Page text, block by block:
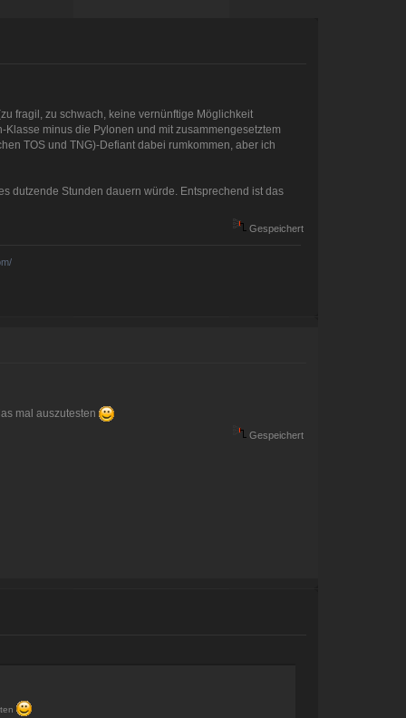
fragil, zu schwach, keine vernünftige Möglichkeit
minus die Pylonen und mit zusammengesetztem
TOS und TNG)-Defiant dabei rumkommen, aber ich
dutzende Stunden dauern würde. Entsprechend ist das
Gespeichert
mal auszutesten
Gespeichert